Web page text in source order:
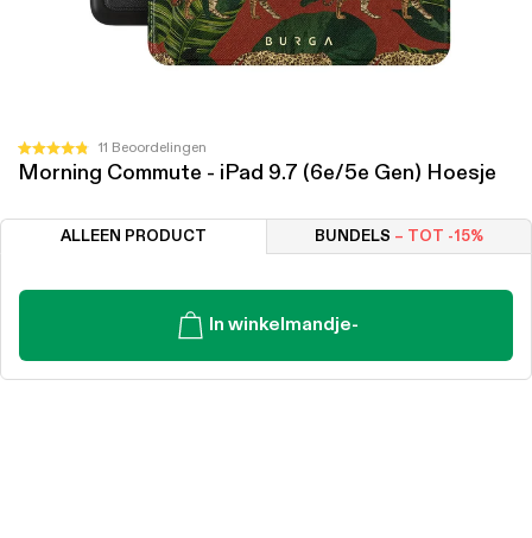
Beoordeeld
met
11 Beoordelingen
om
beoordelingen
Morning Commute - iPad 9.7 (6e/5e Gen) Hoesje
ALLEEN PRODUCT BUNDELS – TOT -15%
In winkelmandje-